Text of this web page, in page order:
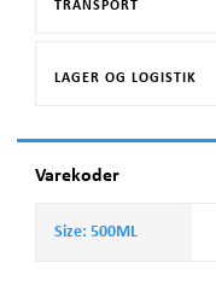
TRANSPORT
LAGER OG LOGISTIK
Varekoder
Size: 500ML